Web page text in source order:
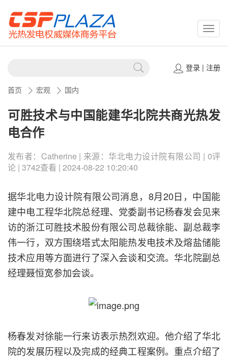
登录| 注册
首页 宏观 国内
可胜技术与中国能建华北院共商光热发
电合作
发布者：Catherine | 来源：华北电力设计院有限公司 | 0评
论 | 3742查看 | 2024-08-22 10:20:40
据华北电力设计院有限公司消息，8月20日，中国能
建中电工程华北院总经理、党委副书记杨春发会见来
访的浙江可胜技术股份有限公司总裁徐能、副总裁李
伟一行，双方围绕塔式太阳能热发电技术及熔盐储能
技术应用等方面进行了深入会谈和交流。华北院副总
经理聂恒宽参加会谈。
杨春发对徐能一行来访表示热烈欢迎。他介绍了华北
院的发展历程以及完成的经典工程案例。重点介绍了